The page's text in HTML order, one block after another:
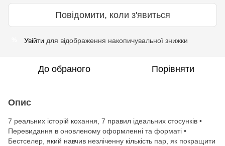
Повідомити, коли з'явиться
Увійти для відображення накопичувальної знижки
До обраного Порівняти
Опис
7 реальних історій кохання, 7 правил ідеальних стосунків •
Перевидання в оновленому оформленні та форматі •
Бестселер, який навчив незліченну кількість пар, як покращити